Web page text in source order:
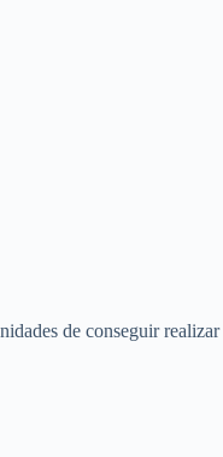
de conseguir realizar